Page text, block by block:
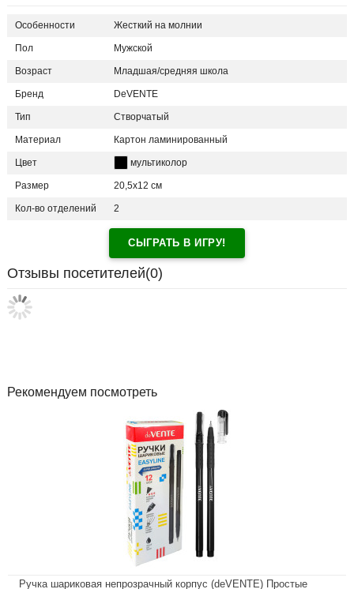
Особенности Жесткий на молнии
Пол Мужской
Возраст Младшая/средняя школа
Бренд DeVENTE
Тип Створчатый
Материал Картон ламинированный
Цвет мультиколор
Размер 20,5х12 см
Кол-во отделений 2
СЫГРАТЬ В ИГРУ!
Отзывы посетителей(0)
Рекомендуем посмотреть
Ручка шариковая непрозрачный корпус (deVENTE) Простые